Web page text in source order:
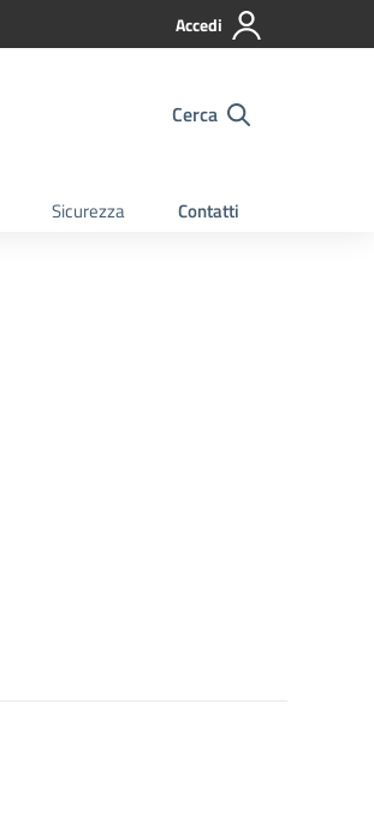
Accedi
Cerca
Sicurezza Contatti